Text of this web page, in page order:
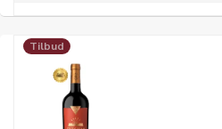
Tilbud